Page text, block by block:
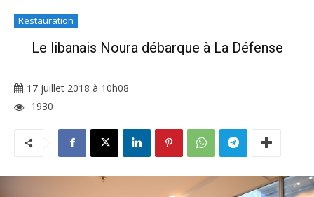
Restauration
Le libanais Noura débarque à La Défense
17 juillet 2018 à 10h08
1930